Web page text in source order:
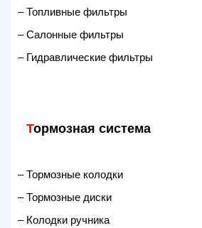
– Топливные фильтры
– Салонные фильтры
– Гидравлические фильтры
Тормозная система
– Тормозные колодки
– Тормозные диски
– Колодки ручника